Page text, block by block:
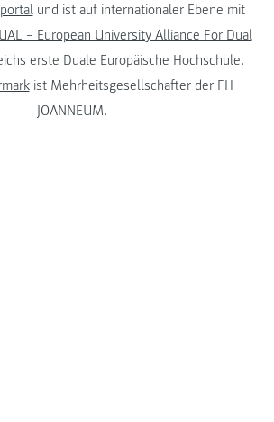
und ist auf internationaler Ebene mit
– European University Alliance For Dual
erste Duale Europäische Hochschule.
ist Mehrheitsgesellschafter der FH
JOANNEUM.